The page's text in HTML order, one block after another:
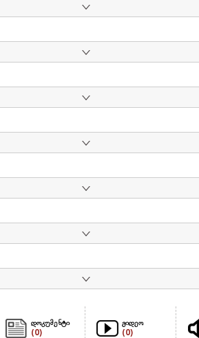
დოკუმენტი
(0)
ვიდეო
(0)